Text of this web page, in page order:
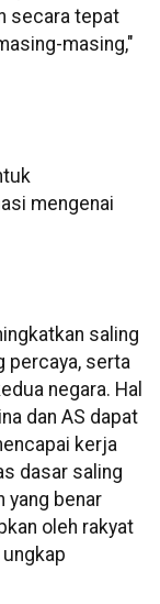
secara tepat
masing,"
mengenai
saling
percaya, serta
negara. Hal
dan AS dapat
kerja
dasar saling
yang benar
oleh rakyat